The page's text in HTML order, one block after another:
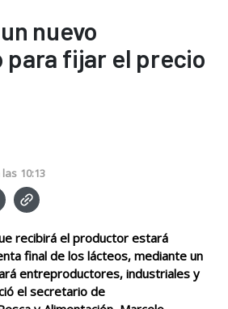
nuevo
para fijar el precio
las 10:13
recibirá el productor estará
final de los lácteos, mediante un
entreproductores, industriales y
el secretario de